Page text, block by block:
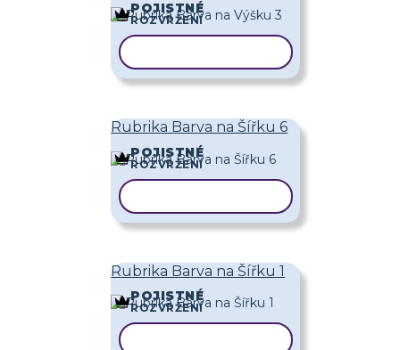
POJISTNÉ
ROZVRŽENÍ
Rubrika Barva na Šířku 6
POJISTNÉ
ROZVRŽENÍ
Rubrika Barva na Šířku 1
POJISTNÉ
ROZVRŽENÍ